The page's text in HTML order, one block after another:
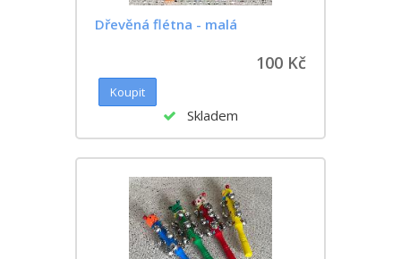
Dřevěná flétna - malá
100 Kč
Skladem